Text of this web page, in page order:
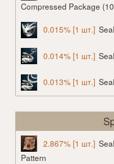
Compressed Package
0.015% [1 шт.]
0.014% [1 шт.]
0.013% [1 шт.]
2.867% [1 шт.]
Pattern